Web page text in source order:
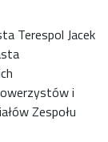
Terespol Jacek
i
Zespołu